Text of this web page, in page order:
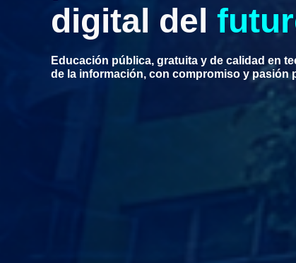
digital del
Educación pública, gratuita y de calidad en
de la información, con compromiso y pasión